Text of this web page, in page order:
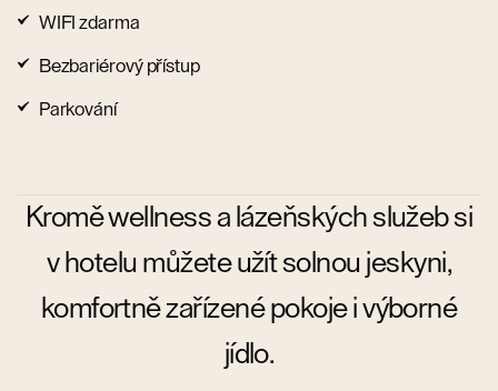
WIFI zdarma
Bezbariérový přístup
Parkování
Kromě wellness a lázeňských služeb si
v hotelu můžete užít solnou jeskyni,
komfortně zařízené pokoje i výborné
jídlo.